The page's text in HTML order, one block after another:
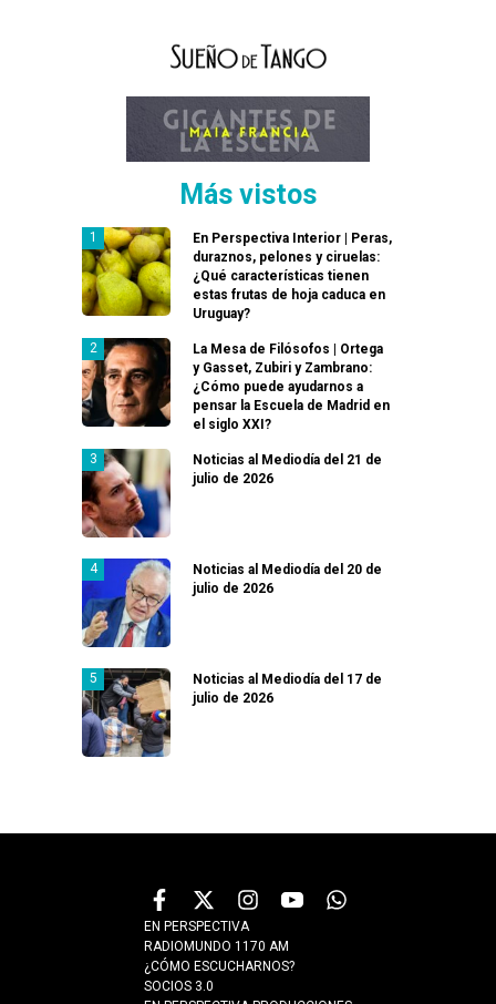
Más vistos
En Perspectiva Interior | Peras,
duraznos, pelones y ciruelas:
¿Qué características tienen
estas frutas de hoja caduca en
Uruguay?
La Mesa de Filósofos | Ortega
y Gasset, Zubiri y Zambrano:
¿Cómo puede ayudarnos a
pensar la Escuela de Madrid en
el siglo XXI?
Noticias al Mediodía del 21 de
julio de 2026
Noticias al Mediodía del 20 de
julio de 2026
Noticias al Mediodía del 17 de
julio de 2026
EN PERSPECTIVA
RADIOMUNDO 1170 AM
¿CÓMO ESCUCHARNOS?
SOCIOS 3.0